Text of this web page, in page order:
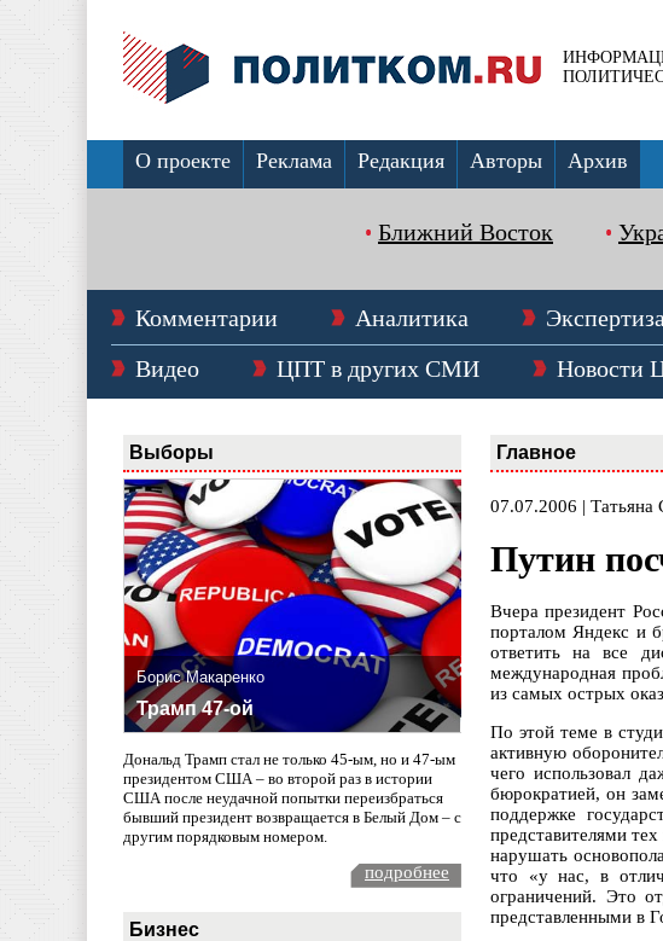
О проекте Реклама Редакция Авторы Архив
Ближний Восток
Комментарии Аналитика Экспертиза
Видео
ЦПТ в других СМИ Новости
Выборы
Борис Макаренко
Трамп 47-ой
Дональд Трамп стал не только 45-ым, но и 47-ым
президентом США – во второй раз в истории
США после неудачной попытки переизбраться
бывший президент возвращается в Белый Дом – с
другим порядковым номером.
подробнее
Бизнес
Главное
07.07.2006 | Татьяна
Путин
Вчера президент
порталом Яндекс и
ответить на все
международная
из самых острых
По этой теме в
активную
чего использовал
бюрократией, он
поддержке
представителями
нарушать
что «у нас, в
ограничений. Это
представленными в